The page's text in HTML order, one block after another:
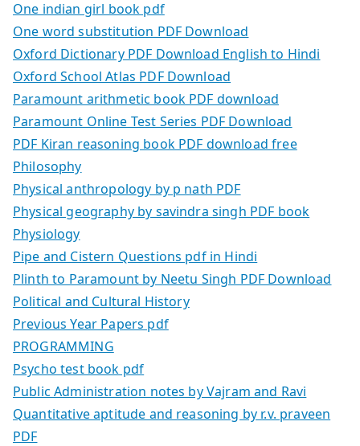
One indian girl book pdf
One word substitution PDF Download
Oxford Dictionary PDF Download English to Hindi
Oxford School Atlas PDF Download
Paramount arithmetic book PDF download
Paramount Online Test Series PDF Download
PDF Kiran reasoning book PDF download free
Philosophy
Physical anthropology by p nath PDF
Physical geography by savindra singh PDF book
Physiology
Pipe and Cistern Questions pdf in Hindi
Plinth to Paramount by Neetu Singh PDF Download
Political and Cultural History
Previous Year Papers pdf
PROGRAMMING
Psycho test book pdf
Public Administration notes by Vajram and Ravi
Quantitative aptitude and reasoning by r.v. praveen
PDF